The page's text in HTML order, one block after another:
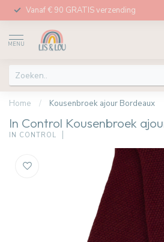
Vanaf € 90 GRATIS verzending
MENU
Home / Kousenbroek ajour Bordeaux
In Control Kousenbroek
IN CONTROL